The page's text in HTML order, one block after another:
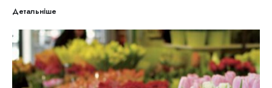
Детальніше